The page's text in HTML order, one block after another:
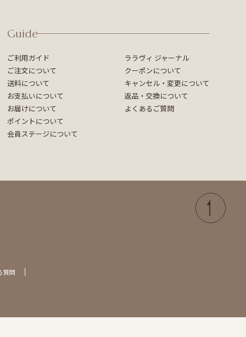
Guide
ご利用ガイド
ご注文について
送料について
お支払いについて
お届けについて
ポイントについて
会員ステージについて
ララヴィ ジャーナル
クーポンについて
キャンセル・変更について
返品・交換について
よくあるご質問
質問